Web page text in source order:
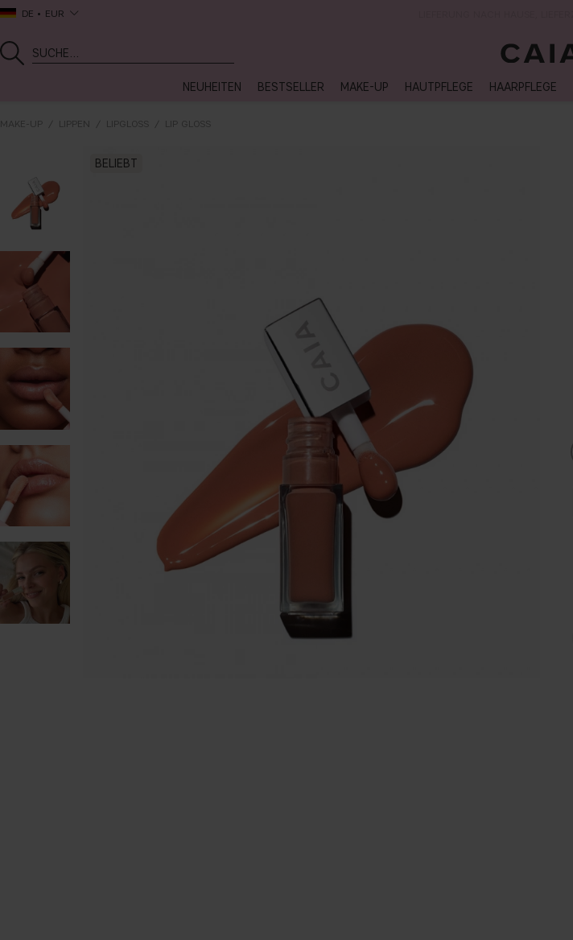
DE EUR
NEUHEITEN BESTSELLER MAKE-UP HAUTPFLEGE HAARPFLEGE
MAKE-UP LIPPEN LIPGLOSS LIP GLOSS
BELIEBT